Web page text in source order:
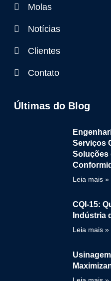
Molas
Notícias
Clientes
Contato
Últimas do Blog
Serviços
Soluções
Leia mais »
CQI-15:
Indústria
Leia mais »